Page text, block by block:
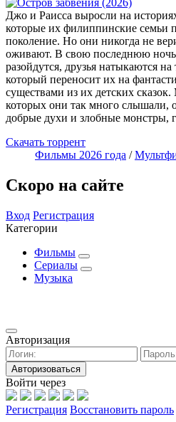
Джо и Раисса выросли на
которые их филиппинские семьи
поколение. Но они никогда не
оживают. В свою последнюю ночь
разойдутся, друзья натыкаются
который переносит их на
существами из их детских
которых они так много слышали,
добрые духи и злобные монстры,
Скачать торрент
Фильмы 2026 года /
Скоро на сайте
Вход Регистрация
Категории
Фильмы
Сериалы
Музыка
Авторизация
Авторизоваться
Войти через
Регистрация Восстановить пароль